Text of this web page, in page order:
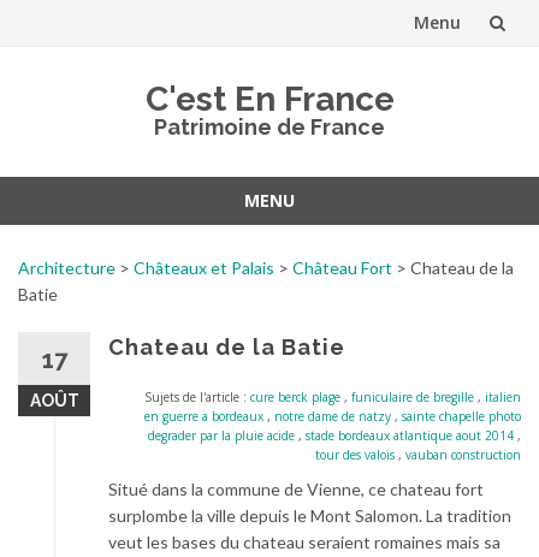
Menu
C'est En France
Patrimoine de France
MENU
contenu
Architecture > Châteaux et Palais > Château Fort > Chateau de la
Batie
17
AOÛT
Chateau de la Batie
Sujets de l'article : cure berck plage , funiculaire de bregille , italien
en guerre a bordeaux , notre dame de natzy , sainte chapelle photo
degrader par la pluie acide , stade bordeaux atlantique aout 2014 ,
tour des valois , vauban construction
Situé dans la commune de Vienne, ce chateau fort
surplombe la ville depuis le Mont Salomon. La tradition
veut les bases du chateau seraient romaines mais sa